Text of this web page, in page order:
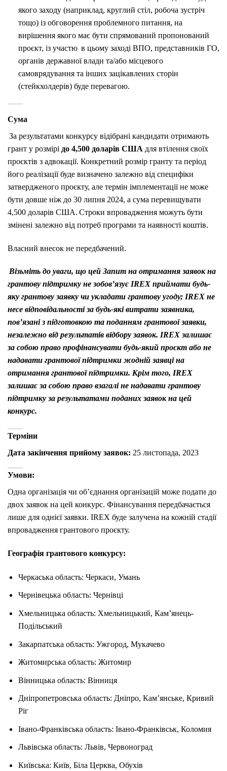
якого заходу (наприклад, круглий стіл, робоча зустріч
тощо) із обговорення проблемного питання, на
вирішення якого має бути спрямований пропонований
проєкт, із участю в цьому заході ВПО, представників ГО,
органів державної влади та/або місцевого
самоврядування та інших зацікавлених сторін
(стейкхолдерів) буде перевагою.
Сума
За результатами конкурсу відібрані кандидати отримають
грант у розмірі до 4,500 доларів США для втілення своїх
проєктів з адвокації. Конкретний розмір гранту та період
його реалізації буде визначено залежно від специфіки
затвердженого проєкту, але термін імплементації не може
бути довше ніж до 30 липня 2024, а сума перевищувати
4,500 доларів США. Строки впровадження можуть бути
змінені залежно від потреб програми та наявності коштів.
Власний внесок не передбачений.
Візьміть до уваги, що цей Запит на отримання заявок на
грантову підтримку не зобов’язує IREX приймати будь-
яку грантову заявку чи укладати грантову угоду; IREX не
несе відповідальності за будь-які витрати заявника,
пов’язані з підготовкою та поданням грантової заявки,
незалежно від результатів відбору заявок. IREX залишає
за собою право профінансувати будь-який проєкт або не
надавати грантової підтримки жодній заявці на
отримання грантової підтримки. Крім того, IREX
залишає за собою право взагалі не надавати грантову
підтримку за результатами поданих заявок на цей
конкурс.
Терміни
Дата закінчення прийому заявок: 25 листопада, 2023
Умови:
Одна організація чи об’єднання організацій може подати до
двох заявок на цей конкурс. Фінансування передбачається
лише для однієї заявки. IREX буде залучена на кожній стадії
впровадження грантового проєкту.
Географія грантового конкурсу:
Черкаська область: Черкаси, Умань
Чернівецька область: Чернівці
Хмельницька область: Хмельницький, Кам’янець-
Подільський
Закарпатська область: Ужгород, Мукачево
Житомирська область: Житомир
Вінницька область: Вінниця
Дніпропетровська область: Дніпро, Кам’янське, Кривий
Ріг
Івано-Франківська область: Івано-Франківськ, Коломия
Львівська область: Львів, Червоноград
Київська: Київ, Біла Церква, Обухів